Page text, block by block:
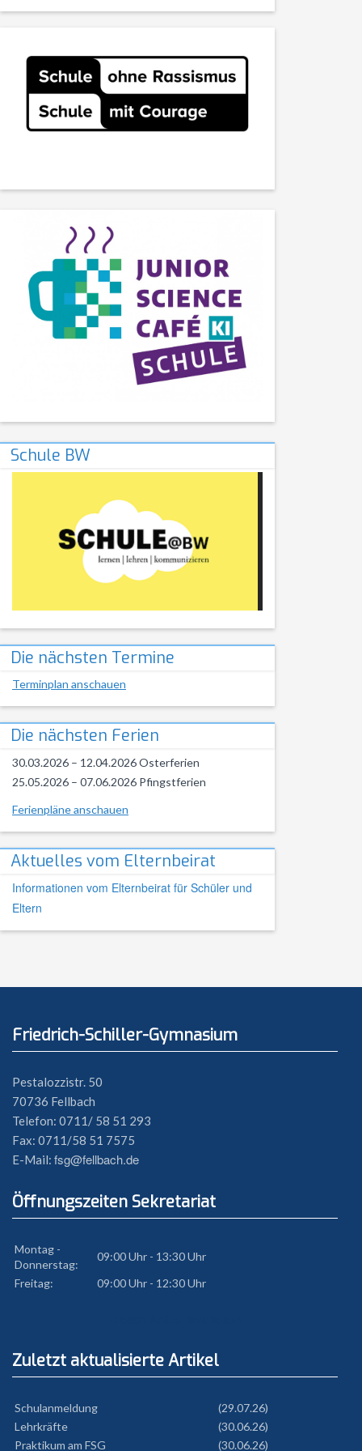
Schule BW
Die nächsten Termine
Terminplan anschauen
Die nächsten Ferien
30.03.2026 – 12.04.2026 Osterferien
25.05.2026 – 07.06.2026 Pfingstferien
Ferienpläne anschauen
Aktuelles vom Elternbeirat
Informationen vom Elternbeirat für Schüler und
Eltern
Friedrich-Schiller-Gymnasium
Pestalozzistr. 50
70736 Fellbach
Telefon: 0711/ 58 51 293
Fax: 0711/58 51 7575
E-Mail: fsg@fellbach.de
Öffnungszeiten Sekretariat
Montag -
Donnerstag:
09:00 Uhr - 13:30 Uhr
Freitag:
09:00 Uhr - 12:30 Uhr
Zuletzt aktualisierte Artikel
Schulanmeldung
(29.07.26)
Lehrkräfte
(30.06.26)
Praktikum am FSG
(30.06.26)